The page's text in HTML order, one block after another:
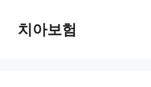
content치아보험